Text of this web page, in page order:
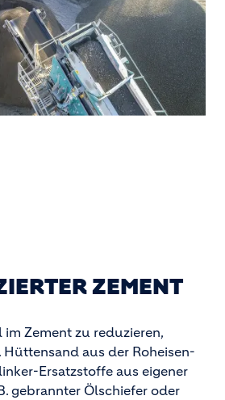
ZEMENT
im Zement zu reduzieren,
Hüttensand aus der Roheisen-
Ersatzstoffe aus eigener
gebrannter Ölschiefer oder